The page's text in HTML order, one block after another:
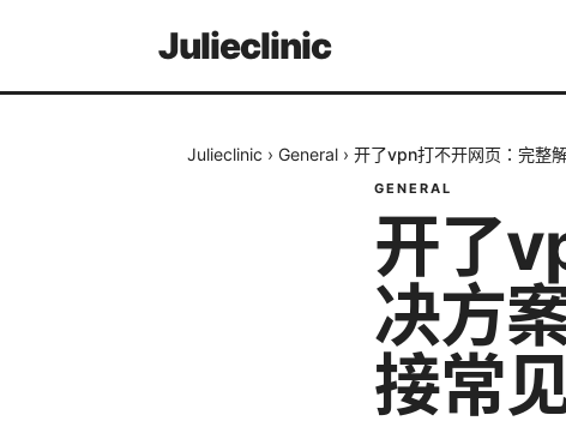
Julieclinic
Julieclinic › General › 开了vpn打不开网页：完整
GENERAL
开了
决方
接常